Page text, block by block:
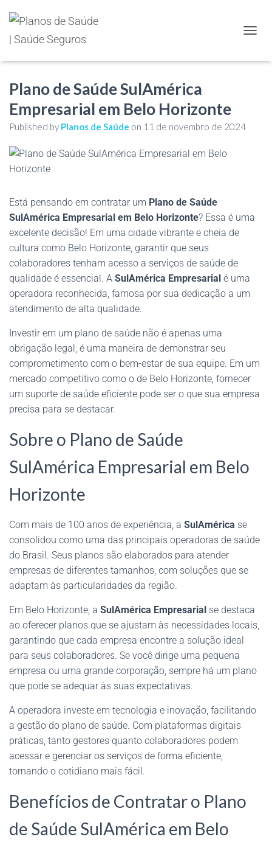
Plano de Saúde SulAmérica
Empresarial em Belo Horizonte
Published by Planos de Saúde on 11 de novembro de 2024
Está pensando em contratar um Plano de Saúde
SulAmérica Empresarial em Belo Horizonte? Essa é uma
excelente decisão! Em uma cidade vibrante e cheia de
cultura como Belo Horizonte, garantir que seus
colaboradores tenham acesso a serviços de saúde de
qualidade é essencial. A SulAmérica Empresarial é uma
operadora reconhecida, famosa por sua dedicação a um
atendimento de alta qualidade.
Investir em um plano de saúde não é apenas uma
obrigação legal; é uma maneira de demonstrar seu
comprometimento com o bem-estar de sua equipe. Em um
mercado competitivo como o de Belo Horizonte, fornecer
um suporte de saúde eficiente pode ser o que sua empresa
precisa para se destacar.
Sobre o Plano de Saúde
SulAmérica Empresarial em Belo
Horizonte
Com mais de 100 anos de experiência, a SulAmérica se
consolidou como uma das principais operadoras de saúde
do Brasil. Seus planos são elaborados para atender
empresas de diferentes tamanhos, com soluções que se
adaptam às particularidades da região.
Em Belo Horizonte, a SulAmérica Empresarial se destaca
ao oferecer planos que se ajustam às necessidades locais,
garantindo que cada empresa encontre a solução ideal
para seus colaboradores. Se você dirige uma pequena
empresa ou uma grande corporação, sempre há um plano
que pode se adequar às suas expectativas.
A operadora investe em tecnologia e inovação, facilitando
a gestão do plano de saúde. Com plataformas digitais
práticas, tanto gestores quanto colaboradores podem
acessar e gerenciar os serviços de forma eficiente,
tornando o cotidiano mais fácil.
Benefícios de Contratar o Plano
de Saúde SulAmérica em Belo